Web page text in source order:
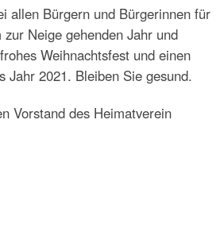
allen Bürgern und Bürgerinnen für
Neige gehenden Jahr und
Weihnachtsfest und einen
Jahr 2021. Bleiben Sie gesund.
Vorstand des Heimatverein